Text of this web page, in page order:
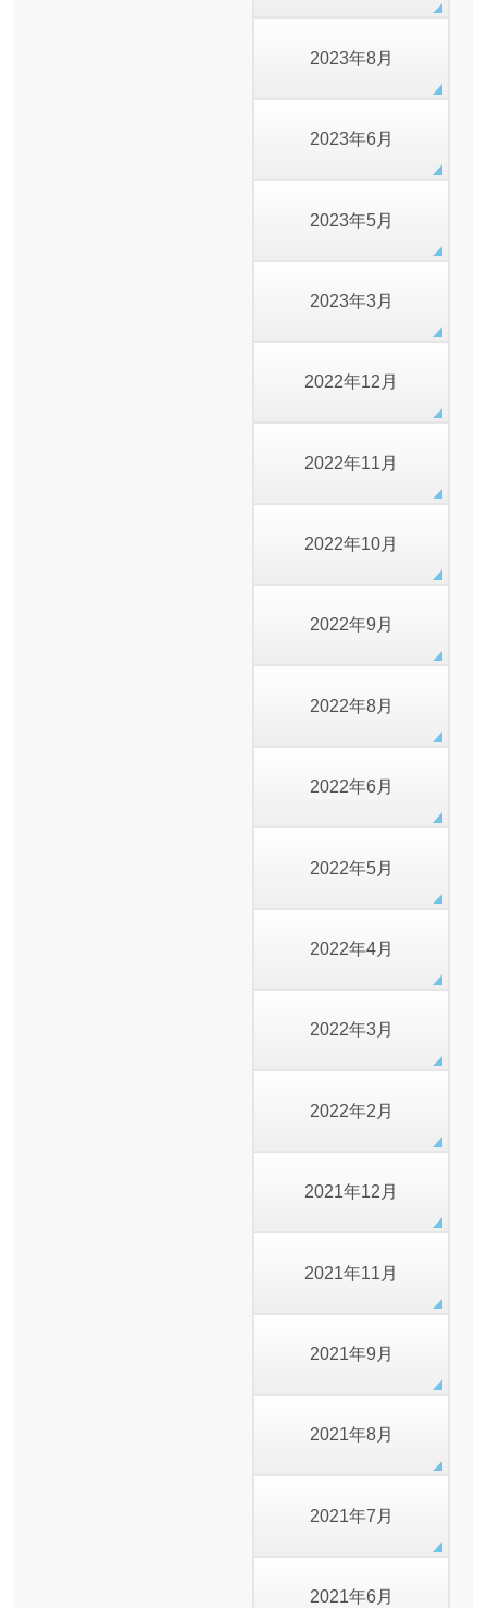
2023年8月
2023年6月
2023年5月
2023年3月
2022年12月
2022年11月
2022年10月
2022年9月
2022年8月
2022年6月
2022年5月
2022年4月
2022年3月
2022年2月
2021年12月
2021年11月
2021年9月
2021年8月
2021年7月
2021年6月